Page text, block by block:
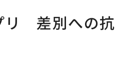
リ 差別への抗